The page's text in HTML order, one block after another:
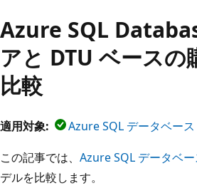
Azure SQL
アと DTU ベースの
比較
適用対象:
Azure SQL データベース
この記事では、 Azure SQL データベー
デルを比較します。